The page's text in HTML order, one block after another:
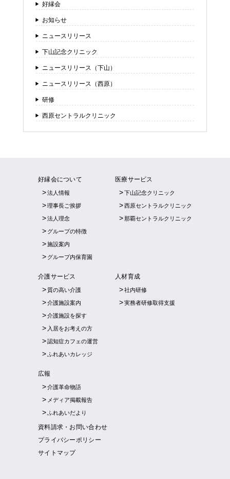
好縁会
お知らせ
ニュースリリース
下山記念クリニック
ニュースリリース（下山）
ニュースリリース（西原）
研修
西原セントラルクリニック
好縁会について
法人情報
理事長ご挨拶
法人理念
グループの特徴
施設案内
グループ内保育園
医療サービス
下山記念クリニック
西原セントラルクリニック
那覇セントラルクリニック
介護サービス
質の高い介護
介護施設案内
介護施設を探す
入居をお考えの方
認知症カフェの運営
ふれあいカレッジ
人材育成
社内研修
実務者研修取得支援
広報
介護革命物語
メディア掲載報告
ふれあいだより
資料請求・お問い合わせ
プライバシーポリシー
サイトマップ